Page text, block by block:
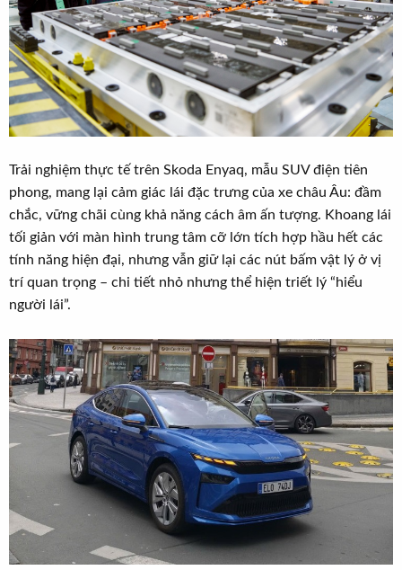
Trải nghiệm thực tế trên Skoda Enyaq, mẫu SUV điện tiên
phong, mang lại cảm giác lái đặc trưng của xe châu Âu: đầm
chắc, vững chãi cùng khả năng cách âm ấn tượng. Khoang lái
tối giản với màn hình trung tâm cỡ lớn tích hợp hầu hết các
tính năng hiện đại, nhưng vẫn giữ lại các nút bấm vật lý ở vị
trí quan trọng – chi tiết nhỏ nhưng thể hiện triết lý “hiểu
người lái”.